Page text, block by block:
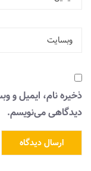
ذخیره نام، ایمیل و
دیدگاهی می‌نویسم.